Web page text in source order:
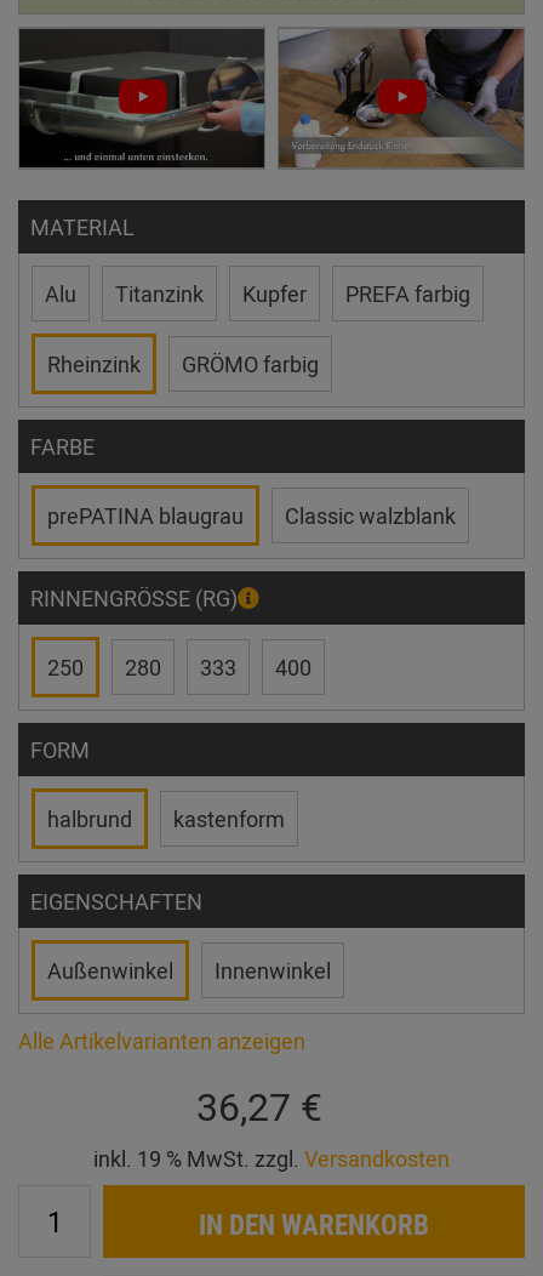
MATERIAL
Alu Titanzink Kupfer PREFA farbig
Rheinzink GRÖMO farbig
FARBE
prePATINA blaugrau Classic walzblank
RINNENGRÖSSE (RG)
250 280 333 400
FORM
halbrund kastenform
EIGENSCHAFTEN
Außenwinkel Innenwinkel
Alle Artikelvarianten anzeigen
36,27 €
inkl. 19 % MwSt. zzgl. Versandkosten
IN DEN WARENKORB